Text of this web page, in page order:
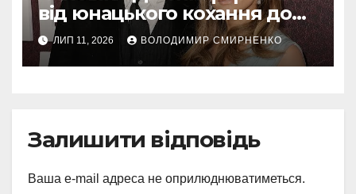
від юнацького кохання до
голлівудських драм
ЛИП 11, 2026 ВОЛОДИМИР СМИРНЕНКО
Залишити відповідь
Ваша e-mail адреса не оприлюднюватиметься.